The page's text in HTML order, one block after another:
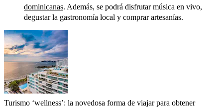
dominicanas. Además, se podrá disfrutar música en vivo,
degustar la gastronomía local y comprar artesanías.
Turismo ‘wellness’: la novedosa forma de viajar para obtener